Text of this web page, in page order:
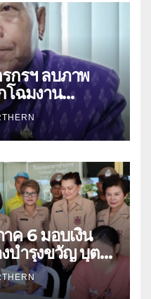
กรฯ ลบภาพ
โฉมงาน
สองแคว 69” มุ่ง
งนวัตกรรม-จับ
รสู่สากล (คลิป)
ค 6 มอบเงิน
บำรุงขวัญ บุตร-